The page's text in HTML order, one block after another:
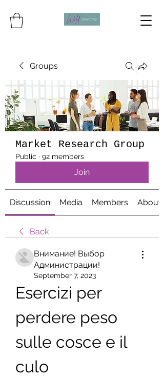
Groups
Market Research Group
Public · 92 members
Join
Discussion Media Members About
Back
Внимание! Выбор
Администрации!
September 7, 2023
Esercizi per
perdere peso
sulle cosce e il
culo